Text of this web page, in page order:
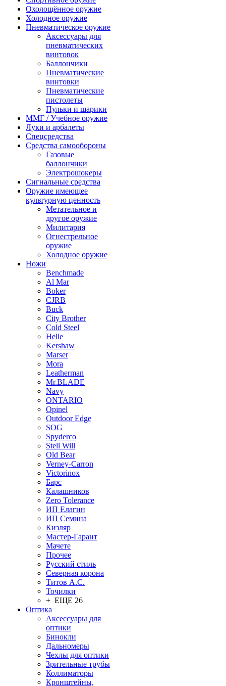
Охолощённое оружие
Холодное оружие
Пневматическое оружие
Аксессуары для
пневматических
винтовок
Баллончики
Пневматические
винтовки
Пневматические
пистолеты
Пульки и шарики
ММГ / Учебное оружие
Луки и арбалеты
Спецсредства
Средства самообороны
Газовые
баллончики
Электрошокеры
Сигнальные средства
Оружие имеющее
культурную ценность
Метательное и
другое оружие
Милитария
Огнестрельное
оружие
Холодное оружие
Ножи
Benchmade
Al Mar
Boker
CJRB
Buck
City Brother
Cold Steel
Helle
Kershaw
Marser
Mora
Leatherman
Mr.BLADE
Navy
ONTARIO
Opinel
Outdoor Edge
SOG
Spyderco
Stell Will
Old Bear
Verney-Carron
Victorinox
Барс
Калашников
Zero Tolerance
ИП Елагин
ИП Семина
Кизляр
Мастер-Гарант
Мачете
Прочее
Русский стиль
Северная корона
Титов А.С.
Точилки
+ ЕЩЕ 26
Оптика
Аксессуары для
оптики
Бинокли
Дальномеры
Чехлы для оптики
Зрительные трубы
Коллиматоры
Кронштейны,